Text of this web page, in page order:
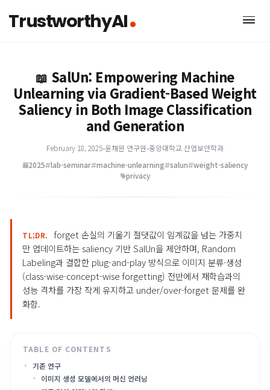
TrustworthyAI
📖 SalUn: Empowering Machine
Unlearning via Gradient-Based
Saliency in Both Image
February 18, 2025•윤채원 연구원•중앙대학교 산업보안학과
machine-unlearning
privacy
TL;DR. forget 손실의 기울기 절댓값이 임계값을 넘는 가중치
만 업데이트하는 saliency 기반 SalUn을 제안하며, Random
Labeling과 결합한 plug-and-play 방식으로 이미지 분류·생성
(class-wise·concept-wise forgetting) 전반에서 재학습과의